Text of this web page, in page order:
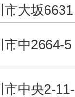
市大坂6631
市中2664-5
市中央2-